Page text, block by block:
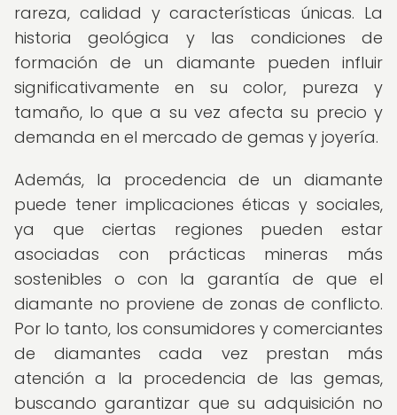
rareza, calidad y características únicas. La
historia geológica y las condiciones de
formación de un diamante pueden influir
significativamente en su color, pureza y
tamaño, lo que a su vez afecta su precio y
demanda en el mercado de gemas y joyería.
Además, la procedencia de un diamante
puede tener implicaciones éticas y sociales,
ya que ciertas regiones pueden estar
asociadas con prácticas mineras más
sostenibles o con la garantía de que el
diamante no proviene de zonas de conflicto.
Por lo tanto, los consumidores y comerciantes
de diamantes cada vez prestan más
atención a la procedencia de las gemas,
buscando garantizar que su adquisición no